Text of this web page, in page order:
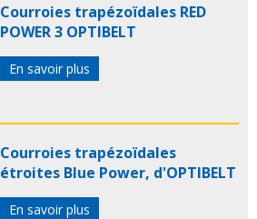
Courroies trapézoïdales RED
POWER 3 OPTIBELT
En savoir plus
Courroies trapézoïdales
étroites Blue Power, d'OPTIBELT
En savoir plus